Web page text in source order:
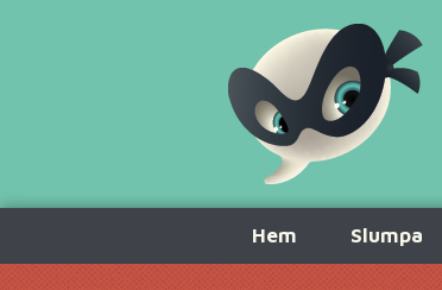
innehåll
Hem Slumpa